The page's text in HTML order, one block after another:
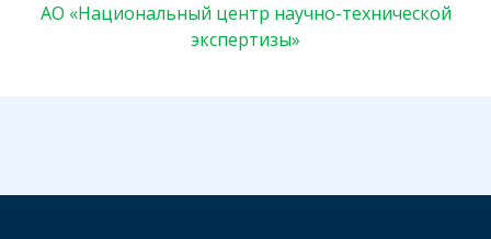
АО «Национальный центр научно-технической
экспертизы»